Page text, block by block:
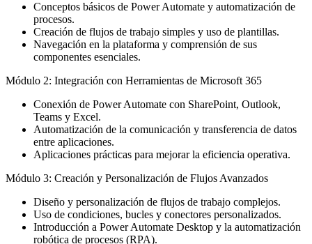
Conceptos básicos de Power Automate y automatización de
procesos.
Creación de flujos de trabajo simples y uso de plantillas.
Navegación en la plataforma y comprensión de sus
componentes esenciales.
Módulo 2: Integración con Herramientas de Microsoft 365
Conexión de Power Automate con SharePoint, Outlook,
Teams y Excel.
Automatización de la comunicación y transferencia de datos
entre aplicaciones.
Aplicaciones prácticas para mejorar la eficiencia operativa.
Módulo 3: Creación y Personalización de Flujos Avanzados
Diseño y personalización de flujos de trabajo complejos.
Uso de condiciones, bucles y conectores personalizados.
Introducción a Power Automate Desktop y la automatización
robótica de procesos (RPA).